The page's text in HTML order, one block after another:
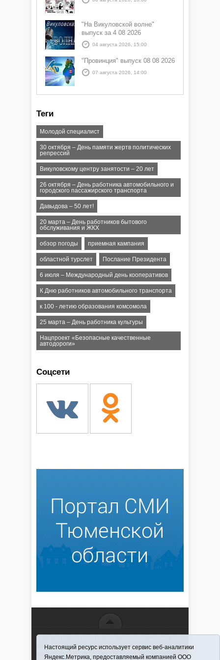
"На Викуловской волне"
выпуск за 4 08 2026
04 августа 2026, 15:00
"Провинция" выпуск 08 08 2026
07 августа 2026, 14:00
Теги
Молодой специалист
30 октября – День памяти жертв политических
репрессий
Викуловскому центру занятости – 20 лет
26 октября – День работника автомобильного и
городского пассажирского транспорта
Давыдова – 50 лет!
20 марта – День работников бытового
обслуживания и ЖКХ
обзор погоды приемная кампания
областной турслет Послание Президента
6 июля – Международный день кооперативов
К Дню работников автомобильного транспорта
к 100 - летию образования комсомола
25 марта – День работника культуры
Нацпроект «Безопасные качественные
автодороги»
Соцсети
использовании материалов ссылка обязательна
Настоящий ресурс использует сервис веб-аналитики
Яндекс.Метрика, предоставляемый компанией ООО